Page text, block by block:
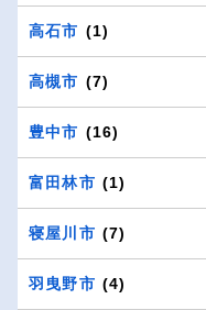
高石市 (1)
高槻市 (7)
豊中市 (16)
富田林市 (1)
寝屋川市 (7)
羽曳野市 (4)